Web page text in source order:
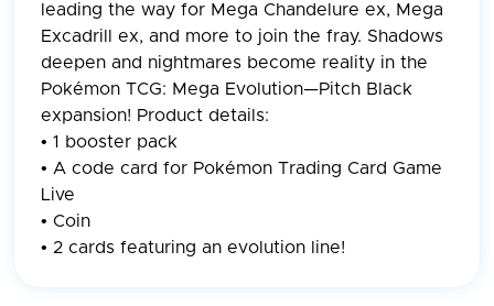
leading the way for Mega Chandelure ex, Mega
Excadrill ex, and more to join the fray. Shadows
deepen and nightmares become reality in the
Pokémon TCG: Mega Evolution—Pitch Black
expansion! Product details:
• 1 booster pack
• A code card for Pokémon Trading Card Game
Live
• Coin
• 2 cards featuring an evolution line!